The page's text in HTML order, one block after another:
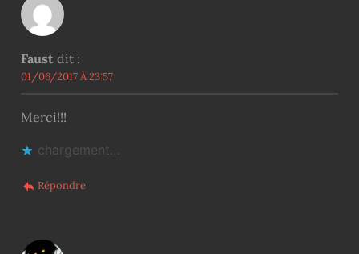
Faust dit :
01/06/2017 À 23:57
Merci!!!
chargement…
Répondre